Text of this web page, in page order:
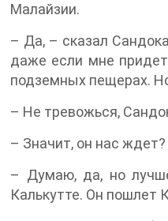
Малайзии.
– Да, – сказал
даже если мне
подземных пещерах.
– Не тревожься,
– Значит, он нас ждет?
– Думаю, да, но
Калькутте. Он пошлет